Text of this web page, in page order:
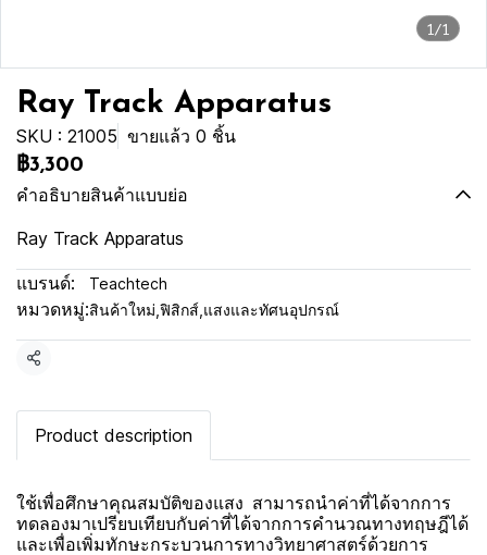
1/1
Ray Track Apparatus
SKU : 21005 ขายแล้ว 0 ชิ้น
฿3,300
คำอธิบายสินค้าแบบย่อ
Ray Track Apparatus
แบรนด์: Teachtech
หมวดหมู่:สินค้าใหม่ ฟิสิกส์ แสงและทัศนอุปกรณ์
แชร์
Product description
ใช้เพื่อศึกษาคุณสมบัติของแสง สามารถนำค่าที่ได้จากการ
ทดลองมาเปรียบเทียบกับค่าที่ได้จากการคำนวณทางทฤษฎีได้
และเพื่อเพิ่มทักษะกระบวนการทางวิทยาศาสตร์ด้วยการ